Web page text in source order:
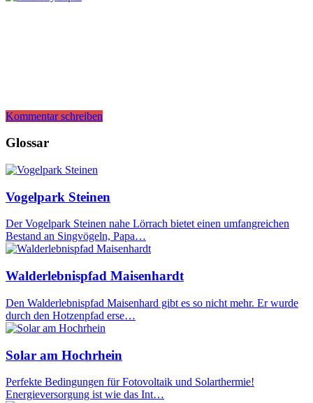
Kommentar schreiben
Glossar
Vogelpark Steinen
Der Vogelpark Steinen nahe Lörrach bietet einen umfangreichen
Bestand an Singvögeln, Papa…
Walderlebnispfad Maisenhardt
Den Walderlebnispfad Maisenhard gibt es so nicht mehr. Er wurde
durch den Hotzenpfad erse…
Solar am Hochrhein
Perfekte Bedingungen für Fotovoltaik und Solarthermie!
Energieversorgung ist wie das Int…